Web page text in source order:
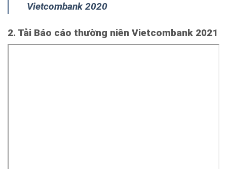
Vietcombank 2020
2. Tải Báo cáo thường niên Vietcombank 2021